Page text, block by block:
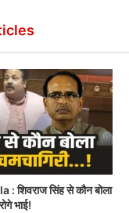
शिवराज सिंह से कौन बोला
भाई!